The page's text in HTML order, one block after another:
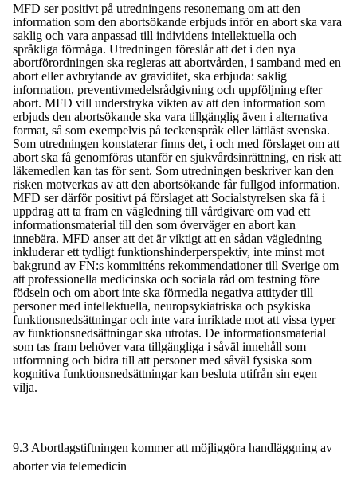
MFD ser positivt på utredningens resonemang om att den
information som den abortsökande erbjuds inför en abort ska vara
saklig och vara anpassad till individens intellektuella och
språkliga förmåga. Utredningen föreslår att det i den nya
abortförordningen ska regleras att abortvården, i samband med en
abort eller avbrytande av graviditet, ska erbjuda: saklig
information, preventivmedelsrådgivning och uppföljning efter
abort. MFD vill understryka vikten av att den information som
erbjuds den abortsökande ska vara tillgänglig även i alternativa
format, så som exempelvis på teckenspråk eller lättläst svenska.
Som utredningen konstaterar finns det, i och med förslaget om att
abort ska få genomföras utanför en sjukvårdsinrättning, en risk att
läkemedlen kan tas för sent. Som utredningen beskriver kan den
risken motverkas av att den abortsökande får fullgod information.
MFD ser därför positivt på förslaget att Socialstyrelsen ska få i
uppdrag att ta fram en vägledning till vårdgivare om vad ett
informationsmaterial till den som överväger en abort kan
innebära. MFD anser att det är viktigt att en sådan vägledning
inkluderar ett tydligt funktionshinderperspektiv, inte minst mot
bakgrund av FN:s kommitténs rekommendationer till Sverige om
att professionella medicinska och sociala råd om testning före
födseln och om abort inte ska förmedla negativa attityder till
personer med intellektuella, neuropsykiatriska och psykiska
funktionsnedsättningar och inte vara inriktade mot att vissa typer
av funktionsnedsättningar ska utrotas. De informationsmaterial
som tas fram behöver vara tillgängliga i såväl innehåll som
utformning och bidra till att personer med såväl fysiska som
kognitiva funktionsnedsättningar kan besluta utifrån sin egen
vilja.
9.3 Abortlagstiftningen kommer att möjliggöra handläggning av
aborter via telemedicin